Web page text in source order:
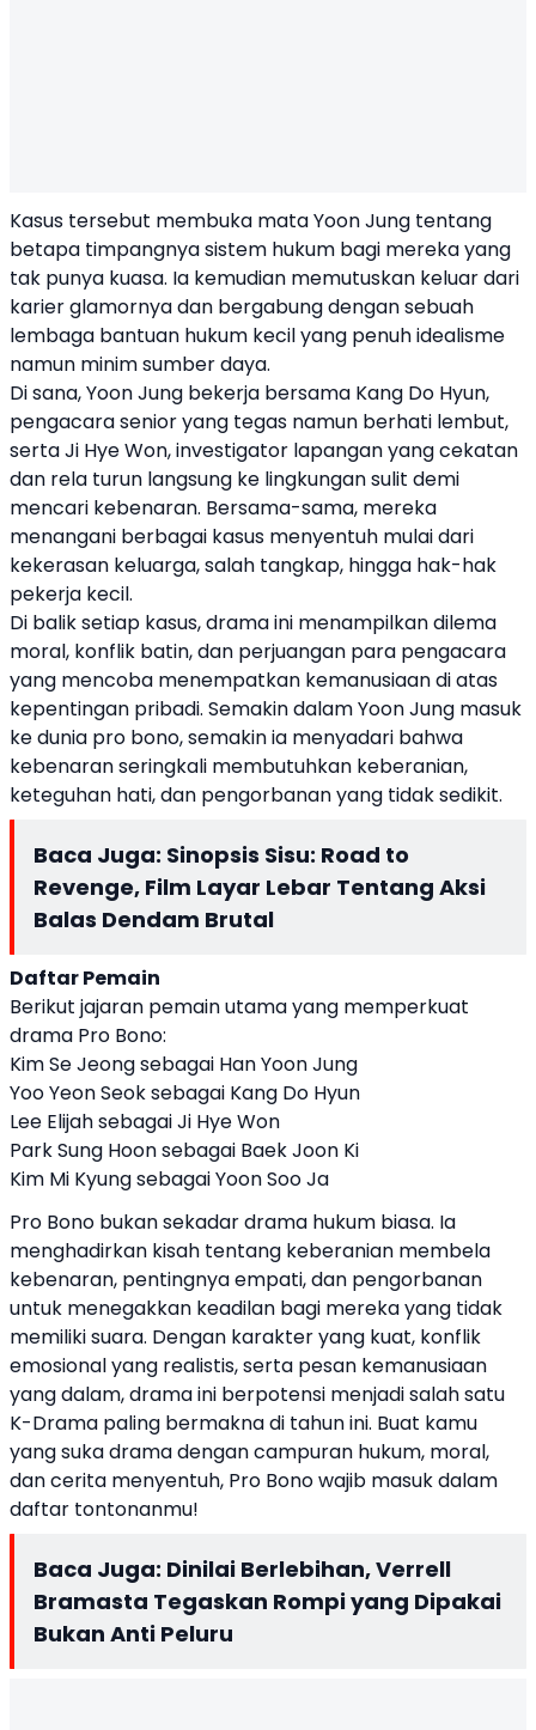
Kasus tersebut membuka mata Yoon Jung tentang
betapa timpangnya sistem hukum bagi mereka yang
tak punya kuasa. Ia kemudian memutuskan keluar dari
karier glamornya dan bergabung dengan sebuah
lembaga bantuan hukum kecil yang penuh idealisme
namun minim sumber daya.
Di sana, Yoon Jung bekerja bersama Kang Do Hyun,
pengacara senior yang tegas namun berhati lembut,
serta Ji Hye Won, investigator lapangan yang cekatan
dan rela turun langsung ke lingkungan sulit demi
mencari kebenaran. Bersama-sama, mereka
menangani berbagai kasus menyentuh mulai dari
kekerasan keluarga, salah tangkap, hingga hak-hak
pekerja kecil.
Di balik setiap kasus, drama ini menampilkan dilema
moral, konflik batin, dan perjuangan para pengacara
yang mencoba menempatkan kemanusiaan di atas
kepentingan pribadi. Semakin dalam Yoon Jung masuk
ke dunia pro bono, semakin ia menyadari bahwa
kebenaran seringkali membutuhkan keberanian,
keteguhan hati, dan pengorbanan yang tidak sedikit.
Baca Juga: Sinopsis Sisu: Road to
Revenge, Film Layar Lebar Tentang Aksi
Balas Dendam Brutal
Daftar Pemain
Berikut jajaran pemain utama yang memperkuat
drama Pro Bono:
Kim Se Jeong sebagai Han Yoon Jung
Yoo Yeon Seok sebagai Kang Do Hyun
Lee Elijah sebagai Ji Hye Won
Park Sung Hoon sebagai Baek Joon Ki
Kim Mi Kyung sebagai Yoon Soo Ja
Pro Bono bukan sekadar drama hukum biasa. Ia
menghadirkan kisah tentang keberanian membela
kebenaran, pentingnya empati, dan pengorbanan
untuk menegakkan keadilan bagi mereka yang tidak
memiliki suara. Dengan karakter yang kuat, konflik
emosional yang realistis, serta pesan kemanusiaan
yang dalam, drama ini berpotensi menjadi salah satu
K-Drama paling bermakna di tahun ini. Buat kamu
yang suka drama dengan campuran hukum, moral,
dan cerita menyentuh, Pro Bono wajib masuk dalam
daftar tontonanmu!
Baca Juga: Dinilai Berlebihan, Verrell
Bramasta Tegaskan Rompi yang Dipakai
Bukan Anti Peluru